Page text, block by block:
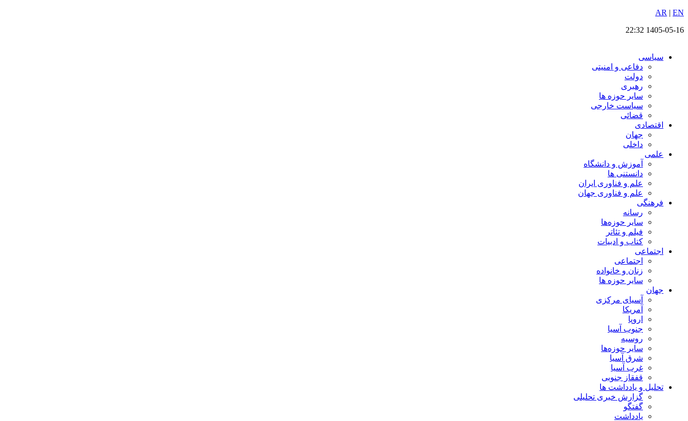
پرش
محتوا
AR | EN
1405-05-16 22:32
سیاسی
دفاعی و امنیتی
دولت
رهبری
سایر حوزه ها
سیاست خارجی
قضائی
اقتصادی
جهان
داخلی
علمی
آموزش و دانشگاه
دانستنی ها
علم و فناوری ایران
علم و فناوری جهان
فرهنگی
رسانه
سایر حوزه‌ها
فیلم و تئاتر
کتاب و ادبیات
اجتماعی
اجتماعی
زنان و خانواده
سایر حوزه ها
جهان
آسیای مرکزی
آمریکا
اروپا
جنوب آسیا
روسیه
سایر حوزه‌ها
شرق آسیا
غرب آسیا
قفقاز جنوبی
تحلیل و یادداشت ها
گزارش خبری تحلیلی
گفتگو
یادداشت